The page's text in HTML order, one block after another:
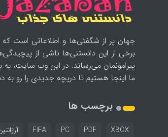
جهان پر از شگفتی‌ها و اطلاعاتی است که
برخی از این دانستنی‌ها ناشی از
پیرامونمان می‌رساند. در این وب سایت،
ما اینجا هستیم تا دریچه جدیدی را رو به
برچسب ها
FIFA PC PDF XBOX